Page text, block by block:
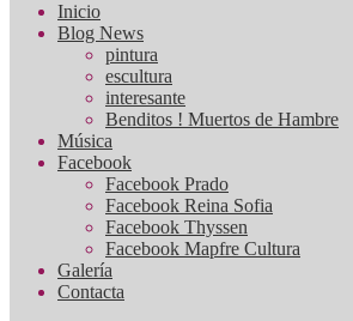
Inicio
Blog News
pintura
escultura
interesante
Benditos ! Muertos de Hambre
Música
Facebook
Facebook Prado
Facebook Reina Sofia
Facebook Thyssen
Facebook Mapfre Cultura
Galería
Contacta